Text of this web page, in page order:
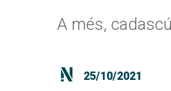
A més,
25/10/2021